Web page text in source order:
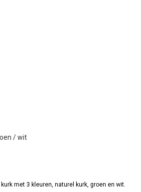
/ wit
met 3 kleuren, naturel kurk, groen en wit.